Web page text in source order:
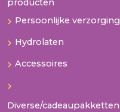
Persoonlijke verzorging
Hydrolaten
Accessoires
Diverse/cadeaupakketten